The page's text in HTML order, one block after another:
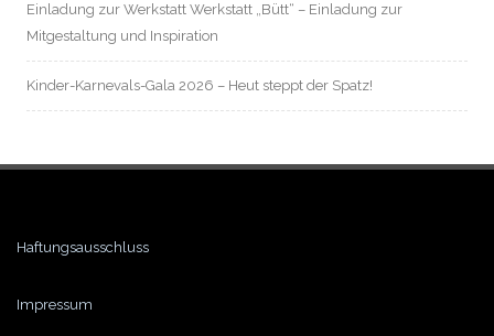
Einladung zur Werkstatt Werkstatt „Bütt“ – Einladung zur
Mitgestaltung und Inspiration
Kinder-Karnevals-Gala 2026 – Heut steppt der Spatz!
Haftungsausschluss
Impressum